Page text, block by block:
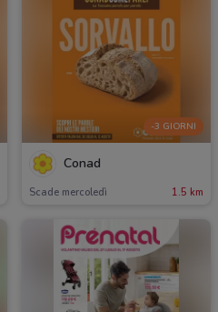
-3 GIORNI
Conad
Scade mercoledì 1.5 km